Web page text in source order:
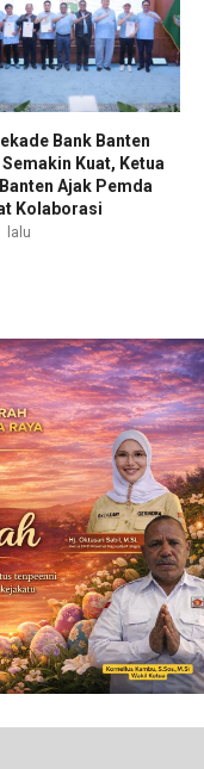
Bank Banten
Kuat, Ketua
Ajak Pemda
Kolaborasi
lalu